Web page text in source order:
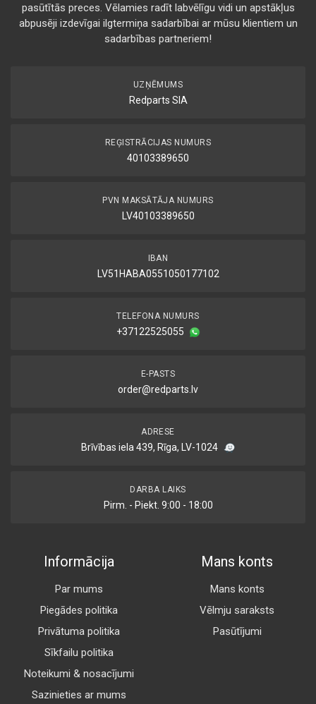
pasūtītās preces. Vēlamies radīt labvēlīgu vidi un apstākļus
abpusēji izdevīgai ilgtermiņa sadarbībai ar mūsu klientiem un
sadarbības partneriem!
UZŅĒMUMS
Redparts SIA
REĢISTRĀCIJAS NUMURS
40103389650
PVN MAKSĀTĀJA NUMURS
LV40103389650
IBAN
LV51HABA0551050177102
TELEFONA NUMURS
+37122525055
E-PASTS
order@redparts.lv
ADRESE
Brīvības iela 439, Rīga, LV-1024
DARBA LAIKS
Pirm. - Piekt. 9:00 - 18:00
Informācija
Par mums
Piegādes politika
Privātuma politika
Sīkfailu politika
Noteikumi & nosacījumi
Sazinieties ar mums
Mans konts
Mans konts
Vēlmju saraksts
Pasūtījumi